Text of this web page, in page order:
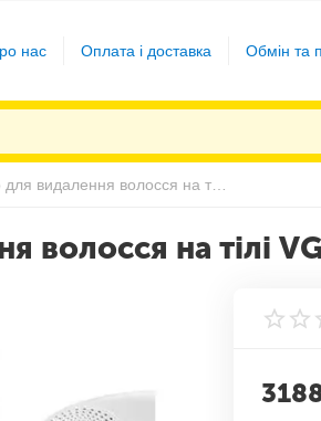
нас Оплата і доставка Обмін та
волосся на тілі